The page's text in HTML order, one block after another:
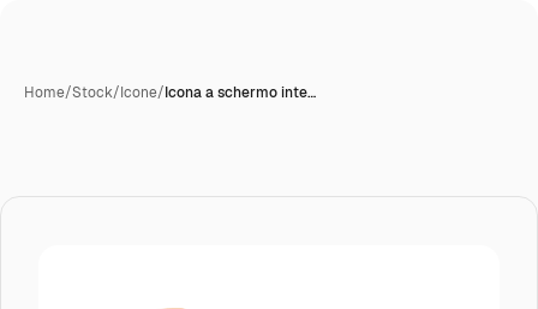
Home/Stock/Icone/Icona a schermo inte…